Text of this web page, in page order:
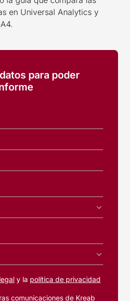
en Universal Analytics y
para poder
y la política de privacidad
comunicaciones de Kreab